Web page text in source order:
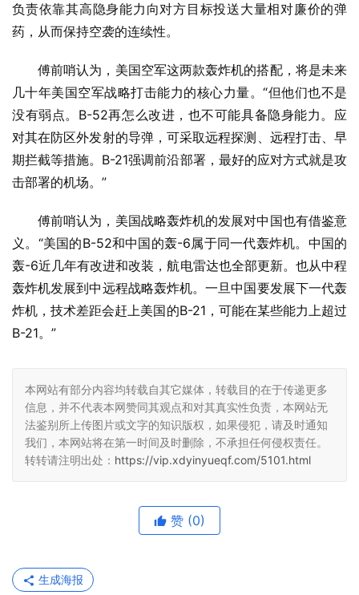
负责依靠其高隐身能力向对方目标投送大量相对廉价的弹
药，从而保持空袭的连续性。
傅前哨认为，美国空军这两款轰炸机的搭配，将是未来
几十年美国空军战略打击能力的核心力量。“但他们也不是
没有弱点。B-52再怎么改进，也不可能具备隐身能力。应
对其在防区外发射的导弹，可采取远程探测、远程打击、早
期拦截等措施。B-21强调前沿部署，最好的应对方式就是攻
击部署的机场。”
傅前哨认为，美国战略轰炸机的发展对中国也有借鉴意
义。“美国的B-52和中国的轰-6属于同一代轰炸机。中国的
轰-6近几年有改进和改装，航电雷达也全部更新。也从中程
轰炸机发展到中远程战略轰炸机。一旦中国要发展下一代轰
炸机，技术差距会赶上美国的B-21，可能在某些能力上超过
B-21。”
本网站有部分内容均转载自其它媒体，转载目的在于传递更多
信息，并不代表本网赞同其观点和对其真实性负责，本网站无
法鉴别所上传图片或文字的知识版权，如果侵犯，请及时通知
我们，本网站将在第一时间及时删除，不承担任何侵权责任。
转转请注明出处： https://vip.xdyinyueqf.com/5101.html
赞 (0)
生成海报